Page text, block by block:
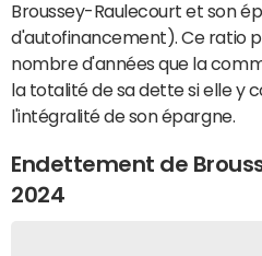
Broussey-Raulecourt et son
d'autofinancement). Ce ratio
nombre d'années que la
la totalité de sa dette si elle y
l'intégralité de son épargne.
Endettement de
2024